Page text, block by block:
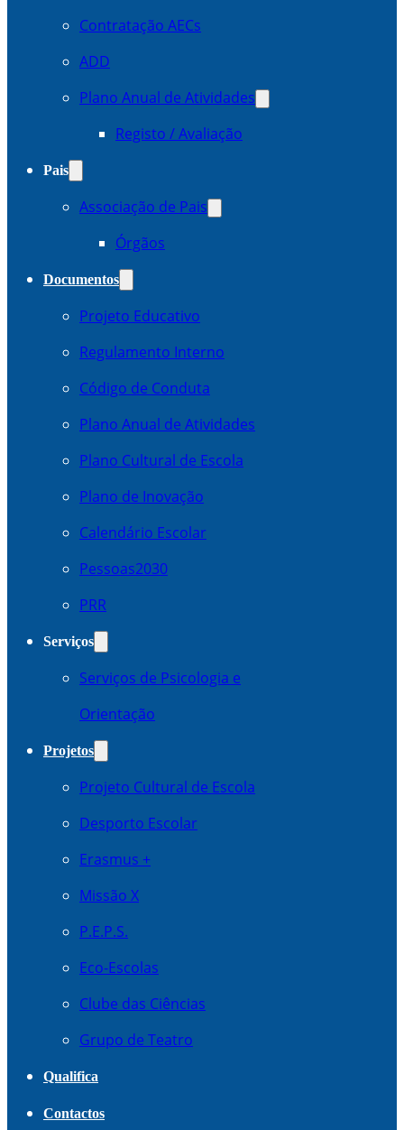
Contratação AECs
ADD
Plano Anual de Atividades
Registo / Avaliação
Pais
Associação de Pais
Órgãos
Documentos
Projeto Educativo
Regulamento Interno
Código de Conduta
Plano Anual de Atividades
Plano Cultural de Escola
Plano de Inovação
Calendário Escolar
Pessoas2030
PRR
Serviços
Serviços de Psicologia e
Orientação
Projetos
Projeto Cultural de Escola
Desporto Escolar
Erasmus +
Missão X
P.E.P.S.
Eco-Escolas
Clube das Ciências
Grupo de Teatro
Qualifica
Contactos